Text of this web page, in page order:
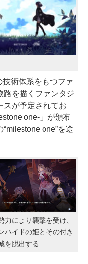
護 15.6 16インチ パ
NEC Lavie ASU
Lenovo対応
Air M5チッ
ノートブック：AI
、13.6インチ
ィスプレイ、16G
メモリ、1TB SSDス
イト
限定】 HP ノート
15.6インチ 16GB
インテル Core
ンラインコード版
ャルアイテムを含
ンゲームコード】
| オンラインコード版
続版)|オンライン
、10/mac対
(マインク
Bedrock Edition
ド版
ちばんやさしい 教
ア 初心者 素人 で
ニュアル AI副業に
成にもKindle出版
シリーズ
辞典: 思い通りの絵
ンプトの言葉 AI画
イパー・カタログ:
ア・市販ソフトウ
クトリストと最新
介
さ自動調整、色調
週間持続バッテリ
メタリックブラッ
Paperwhite (16G
スプレイ、色調調節
持続バッテリー、
ック
Colorsoft | 16GB
水、7インチカラー
色調調節ライト、
ッテリー、広告無
年発売)
術体系をもつファ
路を描くファンタジ
スが予定されてお
one-」が頒布
one”を途
力により襲撃を受け、
ハイドの姫とその付き
を脱出する